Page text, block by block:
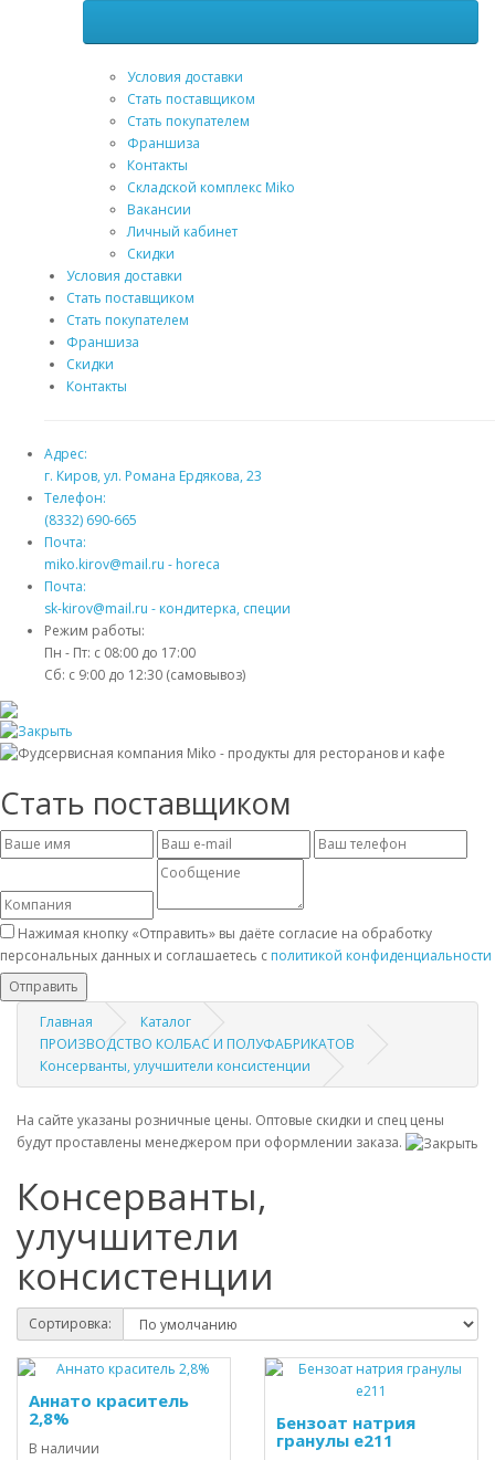
Условия доставки
Стать поставщиком
Стать покупателем
Франшиза
Контакты
Складской комплекс Miko
Вакансии
Личный кабинет
Скидки
Условия доставки
Стать поставщиком
Стать покупателем
Франшиза
Скидки
Контакты
Адрес:
г. Киров, ул. Романа Ердякова, 23
Телефон:
(8332) 690-665
Почта:
miko.kirov@mail.ru - horeca
Почта:
sk-kirov@mail.ru - кондитерка, специи
Режим работы:
Пн - Пт: с 08:00 до 17:00
Сб: с 9:00 до 12:30 (самовывоз)
Стать поставщиком
Нажимая кнопку «Отправить» вы даёте согласие на обработку
персональных данных и соглашаетесь с политикой конфиденциальности
Отправить
Главная
Каталог
ПРОИЗВОДСТВО КОЛБАС И ПОЛУФАБРИКАТОВ
Консерванты, улучшители консистенции
На сайте указаны розничные цены. Оптовые скидки и спец цены
будут проставлены менеджером при оформлении заказа.
Консерванты,
улучшители
консистенции
Сортировка:
Аннато краситель
2,8%
В наличии
Бензоат натрия
гранулы е211